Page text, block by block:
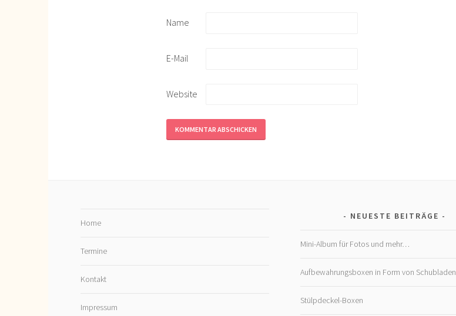
Name
E-Mail
Website
Home
Termine
Kontakt
Impressum
NEUESTE BEITRÄGE
Mini-Album für Fotos und mehr…
Aufbewahrungsboxen in Form von Schubladen
Stülpdeckel-Boxen